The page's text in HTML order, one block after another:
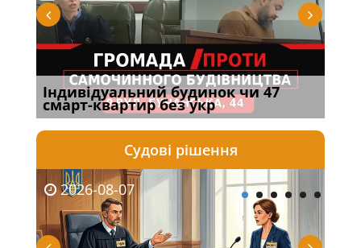
Індивідуальний будинок чи 47
смарт-квартир без укр
Судові рішення
2026-08-07